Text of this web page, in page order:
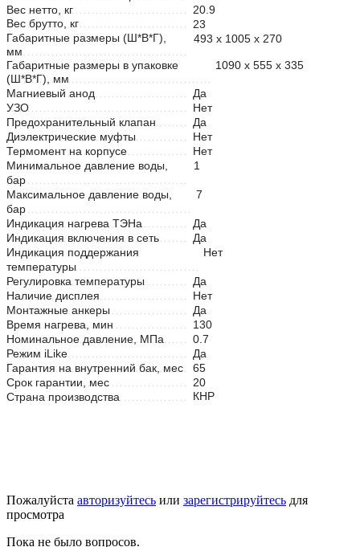
Вес нетто, кг
20.9
Вес брутто, кг
23
Габаритные размеры (Ш*В*Г),
мм
493 х 1005 х 270
Габаритные размеры в упаковке
(Ш*В*Г), мм
1090 х 555 х 335
Магниевый анод
Да
УЗО
Нет
Предохранительный клапан
Да
Диэлектрические муфты
Нет
Термомент на корпусе
Нет
Минимальное давление воды,
бар
1
Максимальное давление воды,
бар
7
Индикация нагрева ТЭНа
Да
Индикация включения в сеть
Да
Индикация поддержания
температуры
Нет
Регулировка температуры
Да
Наличие дисплея
Нет
Монтажные анкеры
Да
Время нагрева, мин
130
Номинальное давление, МПа
0.7
Режим iLike
Да
Гарантия на внутренний бак, мес
65
Срок гарантии, мес
20
Страна производства
КНР
Пожалуйста авторизуйтесь или зарегистрируйтесь для
просмотра
Пока не было вопросов.